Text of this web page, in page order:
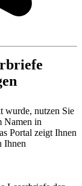
wurde, nutzen Sie
Namen in
Portal zeigt Ihnen
Ihnen